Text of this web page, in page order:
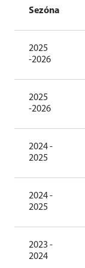
Sezóna
2025
-2026
2025
-2026
2024 -
2025
2024 -
2025
2023 -
2024